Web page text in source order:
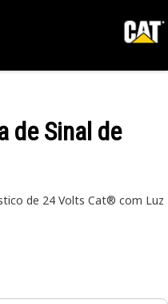
de Sinal de
de 24 Volts Cat® com Luz